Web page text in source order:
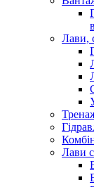
Лави,
Лави